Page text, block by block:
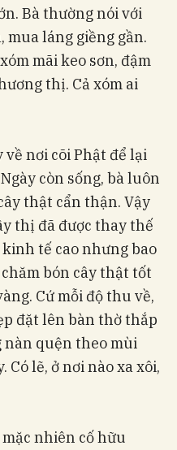
Bà thường nói với
mua láng giềng gần.
mãi keo sơn, đậm
thị. Cả xóm ai
về nơi cõi Phật để lại
còn sống, bà luôn
thật cẩn thận. Vậy
thị đã được thay thế
tế cao nhưng bao
bón cây thật tốt
Cứ mỗi độ thu về,
đặt lên bàn thờ thắp
nàn quện theo mùi
lẽ, ở nơi nào xa xôi,
nhiên cố hữu